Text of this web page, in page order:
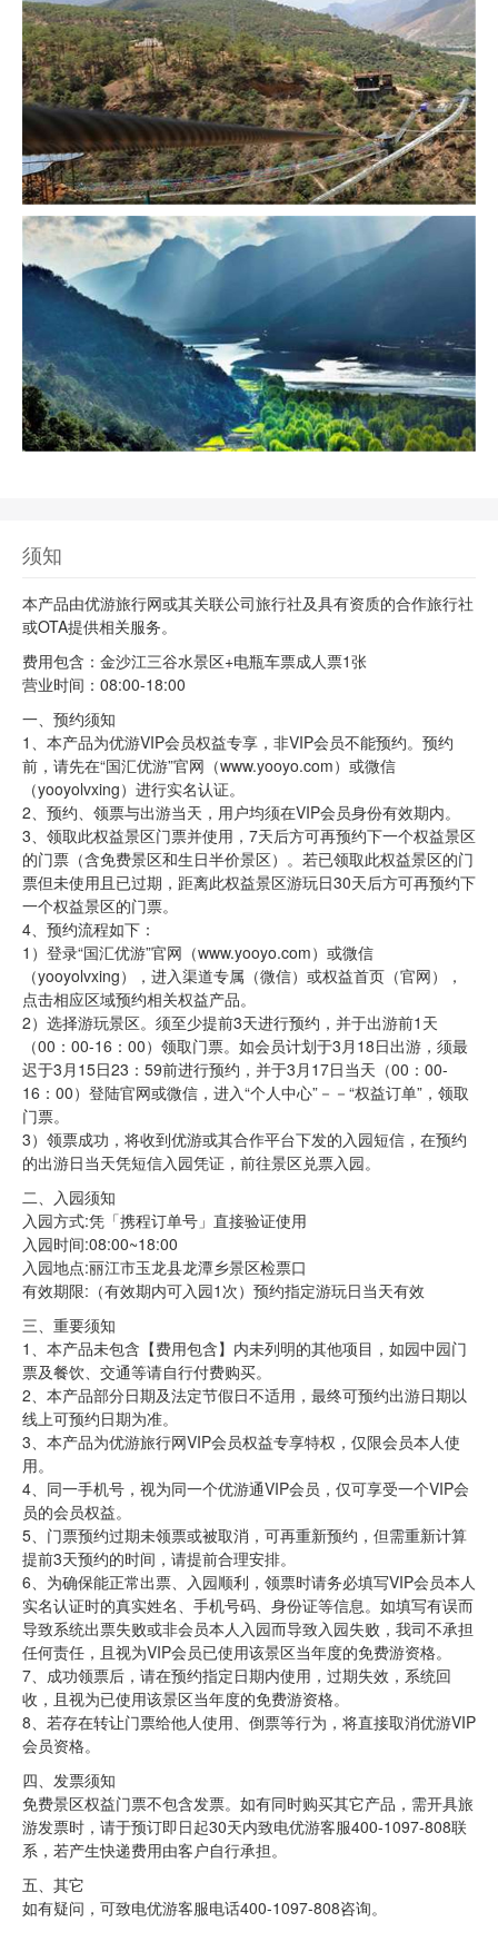
须知
本产品由优游旅行网或其关联公司旅行社及具有资质的合作旅行社
或OTA提供相关服务。
费用包含：金沙江三谷水景区+电瓶车票成人票1张
营业时间：08:00-18:00
一、预约须知
1、本产品为优游VIP会员权益专享，非VIP会员不能预约。预约
前，请先在“国汇优游”官网（www.yooyo.com）或微信
（yooyolvxing）进行实名认证。
2、预约、领票与出游当天，用户均须在VIP会员身份有效期内。
3、领取此权益景区门票并使用，7天后方可再预约下一个权益景区
的门票（含免费景区和生日半价景区）。若已领取此权益景区的门
票但未使用且已过期，距离此权益景区游玩日30天后方可再预约下
一个权益景区的门票。
4、预约流程如下：
1）登录“国汇优游”官网（www.yooyo.com）或微信
（yooyolvxing），进入渠道专属（微信）或权益首页（官网），
点击相应区域预约相关权益产品。
2）选择游玩景区。须至少提前3天进行预约，并于出游前1天
（00：00-16：00）领取门票。如会员计划于3月18日出游，须最
迟于3月15日23：59前进行预约，并于3月17日当天（00：00-
16：00）登陆官网或微信，进入“个人中心”－－“权益订单”，领取
门票。
3）领票成功，将收到优游或其合作平台下发的入园短信，在预约
的出游日当天凭短信入园凭证，前往景区兑票入园。
二、入园须知
入园方式:凭「携程订单号」直接验证使用
入园时间:08:00~18:00
入园地点:丽江市玉龙县龙潭乡景区检票口
有效期限:（有效期内可入园1次）预约指定游玩日当天有效
三、重要须知
1、本产品未包含【费用包含】内未列明的其他项目，如园中园门
票及餐饮、交通等请自行付费购买。
2、本产品部分日期及法定节假日不适用，最终可预约出游日期以
线上可预约日期为准。
3、本产品为优游旅行网VIP会员权益专享特权，仅限会员本人使
用。
4、同一手机号，视为同一个优游通VIP会员，仅可享受一个VIP会
员的会员权益。
5、门票预约过期未领票或被取消，可再重新预约，但需重新计算
提前3天预约的时间，请提前合理安排。
6、为确保能正常出票、入园顺利，领票时请务必填写VIP会员本人
实名认证时的真实姓名、手机号码、身份证等信息。如填写有误而
导致系统出票失败或非会员本人入园而导致入园失败，我司不承担
任何责任，且视为VIP会员已使用该景区当年度的免费游资格。
7、成功领票后，请在预约指定日期内使用，过期失效，系统回
收，且视为已使用该景区当年度的免费游资格。
8、若存在转让门票给他人使用、倒票等行为，将直接取消优游VIP
会员资格。
四、发票须知
免费景区权益门票不包含发票。如有同时购买其它产品，需开具旅
游发票时，请于预订即日起30天内致电优游客服400-1097-808联
系，若产生快递费用由客户自行承担。
五、其它
如有疑问，可致电优游客服电话400-1097-808咨询。